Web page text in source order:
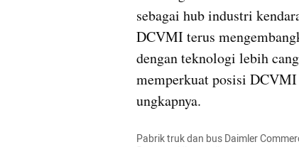
sebagai hub industri
DCVMI terus
dengan teknologi lebih
memperkuat posisi
ungkapnya.
Pabrik truk dan bus Daimler